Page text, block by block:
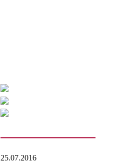
25.07.2016